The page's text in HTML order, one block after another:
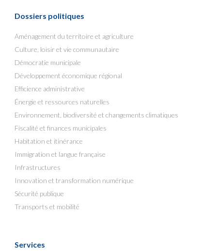
Dossiers politiques
Aménagement du territoire et agriculture
Culture, loisir et vie communautaire
Démocratie municipale
Développement économique régional
Efficience administrative
Énergie et ressources naturelles
Environnement, biodiversité et changements climatiques
Fiscalité et finances municipales
Habitation et itinérance
Immigration et langue française
Infrastructures
Innovation et transformation numérique
Sécurité publique
Transports et mobilité
Services